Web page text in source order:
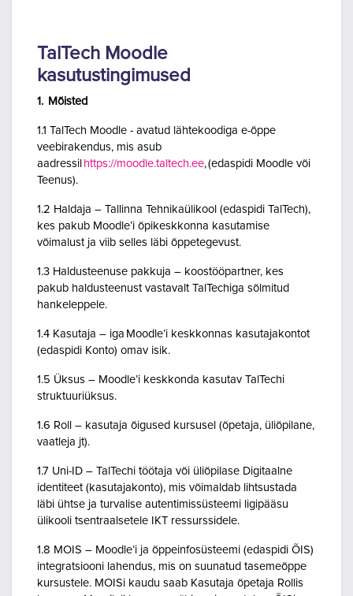
TalTech Moodle
kasutustingimused
1. Mõisted
1.1 TalTech Moodle - avatud lähtekoodiga e-õppe
veebirakendus, mis asub
aadressil https://moodle.taltech.ee, (edaspidi Moodle või
Teenus).
1.2 Haldaja – Tallinna Tehnikaülikool (edaspidi TalTech),
kes pakub Moodle’i õpikeskkonna kasutamise
võimalust ja viib selles läbi õppetegevust.
1.3 Haldusteenuse pakkuja – koostööpartner, kes
pakub haldusteenust vastavalt TalTechiga sõlmitud
hankeleppele.
1.4 Kasutaja – iga Moodle’i keskkonnas kasutajakontot
(edaspidi Konto) omav isik.
1.5 Üksus – Moodle’i keskkonda kasutav TalTechi
struktuuriüksus.
1.6 Roll – kasutaja õigused kursusel (õpetaja, üliõpilane,
vaatleja jt).
1.7 Uni-ID – TalTechi töötaja või üliõpilase Digitaalne
identiteet (kasutajakonto), mis võimaldab lihtsustada
läbi ühtse ja turvalise autentimissüsteemi ligipääsu
ülikooli tsentraalsetele IKT ressurssidele.
1.8 MOIS – Moodle’i ja õppeinfosüsteemi (edaspidi ÕIS)
integratsiooni lahendus, mis on suunatud tasemeõppe
kursustele. MOISi kaudu saab Kasutaja õpetaja Rollis